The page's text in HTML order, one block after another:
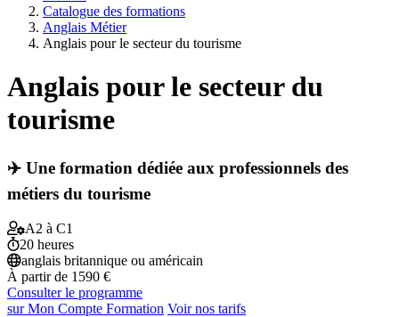
Catalogue des formations
Anglais Métier
Anglais pour le secteur du tourisme
Anglais pour le secteur du
tourisme
✈️ Une formation dédiée aux professionnels des
métiers du tourisme
A2 à C1
20 heures
anglais britannique ou américain
À partir de 1590 €
Consulter le programme
sur Mon Compte Formation Voir nos tarifs